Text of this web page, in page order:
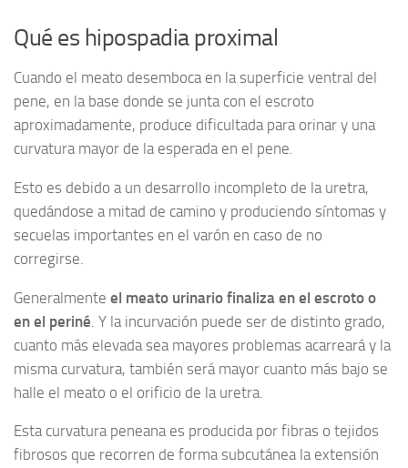
Qué es hipospadia proximal
Cuando el meato desemboca en la superficie ventral del
pene, en la base donde se junta con el escroto
aproximadamente, produce dificultada para orinar y una
curvatura mayor de la esperada en el pene.
Esto es debido a un desarrollo incompleto de la uretra,
quedándose a mitad de camino y produciendo síntomas y
secuelas importantes en el varón en caso de no
corregirse.
Generalmente el meato urinario finaliza en el escroto o
en el periné . Y la incurvación puede ser de distinto grado,
cuanto más elevada sea mayores problemas acarreará y la
misma curvatura, también será mayor cuanto más bajo se
halle el meato o el orificio de la uretra.
Esta curvatura peneana es producida por fibras o tejidos
fibrosos que recorren de forma subcutánea la extensión